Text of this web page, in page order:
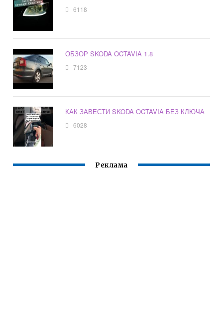
6118
ОБЗОР SKODA OCTAVIA 1.8
7123
КАК ЗАВЕСТИ SKODA OCTAVIA БЕЗ КЛЮЧА
6028
Реклама